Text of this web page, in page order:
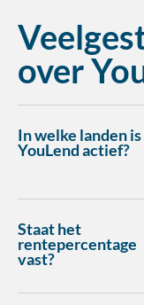
over
In welke landen is
YouLend actief?
Staat het
rentepercentage
vast?